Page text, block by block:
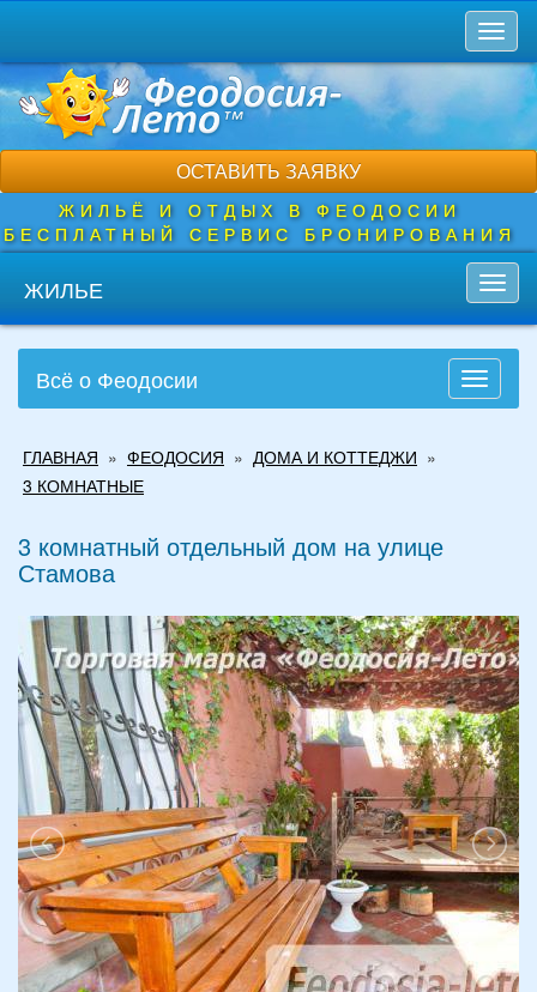
основному
содержанию
ОСТАВИТЬ ЗАЯВКУ
ЖИЛЬЁ И ОТДЫХ В ФЕОДОСИИ
БЕСПЛАТНЫЙ СЕРВИС БРОНИРОВАНИЯ
ЖИЛЬЕ
Toggle
Всё о Феодосии
здесь
ГЛАВНАЯ » ФЕОДОСИЯ » ДОМА И КОТТЕДЖИ »
3 КОМНАТНЫЕ
3 комнатный отдельный дом на улице
Стамова